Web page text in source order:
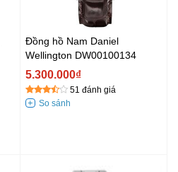
Đồng hồ Nam Daniel
Wellington DW00100134
5.300.000₫
51 đánh giá